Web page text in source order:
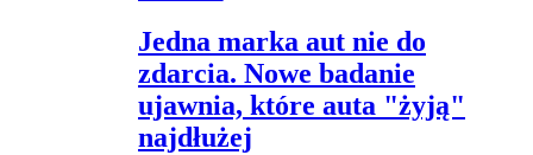
Jedna marka aut nie do
zdarcia. Nowe badanie
ujawnia, które auta "żyją"
najdłużej